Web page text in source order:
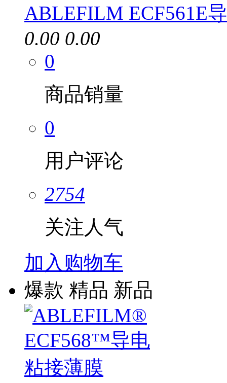
ABLEFILM ECF561E
0.00 0.00
0
商品销量
0
用户评论
2754
关注人气
加入购物车
爆款 精品 新品